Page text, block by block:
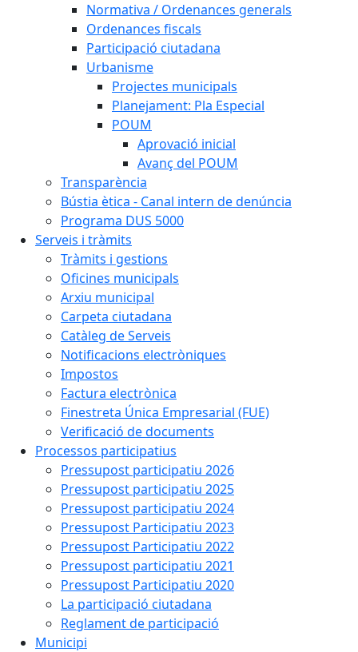
Normativa / Ordenances generals
Ordenances fiscals
Participació ciutadana
Urbanisme
Projectes municipals
Planejament: Pla Especial
POUM
Aprovació inicial
Avanç del POUM
Transparència
Bústia ètica - Canal intern de denúncia
Programa DUS 5000
Serveis i tràmits
Tràmits i gestions
Oficines municipals
Arxiu municipal
Carpeta ciutadana
Catàleg de Serveis
Notificacions electròniques
Impostos
Factura electrònica
Finestreta Única Empresarial (FUE)
Verificació de documents
Processos participatius
Pressupost participatiu 2026
Pressupost participatiu 2025
Pressupost participatiu 2024
Pressupost Participatiu 2023
Pressupost Participatiu 2022
Pressupost participatiu 2021
Pressupost Participatiu 2020
La participació ciutadana
Reglament de participació
Municipi